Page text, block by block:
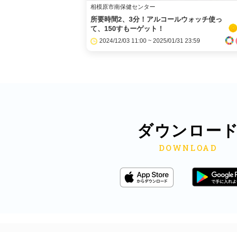
相模原市南保健センター
所要時間2、3分！アルコールウォッチ使っ
て、150すもーゲット！
2024/12/03 11:00 ~ 2025/01/31 23:59
ダウンロード